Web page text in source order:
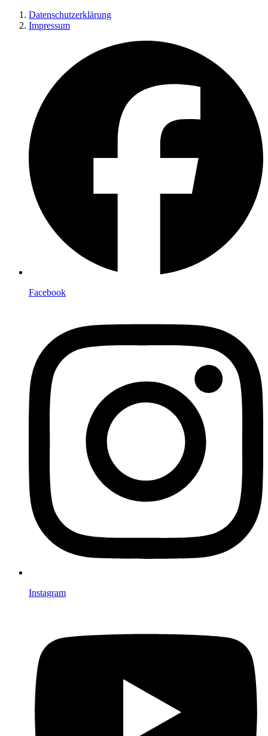
Datenschutzerklärung
Impressum
Facebook
Instagram